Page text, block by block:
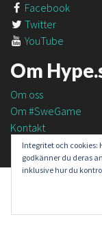
Facebook
Twitter
YouTube
Om
Om oss
Om #SweGame
Kontakt
Integritet och cookies:
godkänner du deras
inklusive hur du